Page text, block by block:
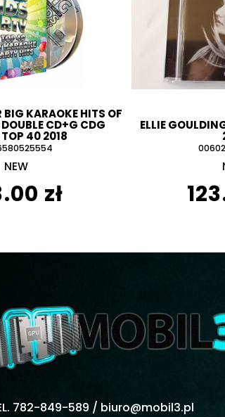
BIG KARAOKE HITS OF
CD+G CDG
40 2018
NEW
zł
ELLIE
782-849-589 / biuro@mobil3.pl